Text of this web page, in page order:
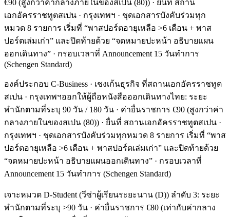
€90 (สูงกว่าค่ากลางภายในของสเปน (80)) · ยื่นที่ สถาน
เอกอัครราชทูตสเปน · กรุงเทพฯ · ชุดเอกสารบังคับร่วมทุก
หมวด 8 รายการ เริ่มที่ “พาสปอร์ตอายุเหลือ >6 เดือน + พาส
ปอร์ตเล่มเก่า” และปิดท้ายด้วย “จดหมายปะหน้า อธิบายแผน
ออกเดินทาง” · กรอบเวลาที่ Announcement 15 วันทำการ
(Schengen Standard)
องค์ประกอบ C-Business · เชงเก้นธุรกิจ ที่สถานเอกอัครราชทูต
สเปน · กรุงเทพฯออกให้ผู้ถือหนังสือออกเดินทางไทย: ระยะ
พำนักตามที่ระบุ 90 วัน / 180 วัน · ค่ายื่นราชการ €90 (สูงกว่าค่า
กลางภายในของสเปน (80)) · ยื่นที่ สถานเอกอัครราชทูตสเปน ·
กรุงเทพฯ · ชุดเอกสารบังคับร่วมทุกหมวด 8 รายการ เริ่มที่ “พาส
ปอร์ตอายุเหลือ >6 เดือน + พาสปอร์ตเล่มเก่า” และปิดท้ายด้วย
“จดหมายปะหน้า อธิบายแผนออกเดินทาง” · กรอบเวลาที่
Announcement 15 วันทำการ (Schengen Standard)
เจาะหมวด D-Student (วีซ่าผู้เรียนระยะนาน (D)) ลำดับ 3: ระยะ
พำนักตามที่ระบุ >90 วัน · ค่ายื่นราชการ €80 (เท่ากับค่ากลาง